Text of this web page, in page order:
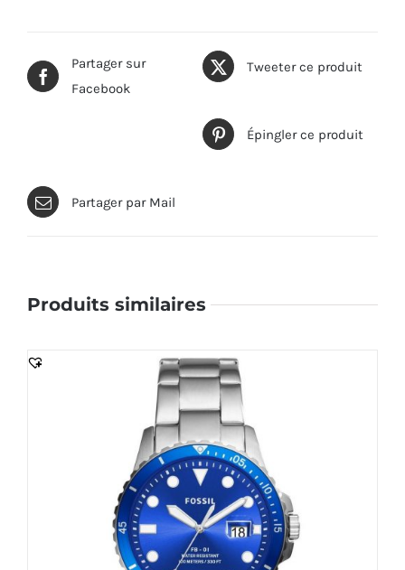
Partager sur
Facebook
Tweeter ce produit
Épingler ce produit
Partager par Mail
Produits similaires